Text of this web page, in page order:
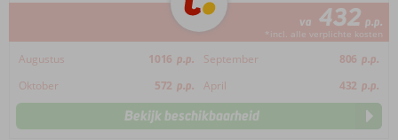
va 432 p.p.
*incl. alle verplichte kosten
Augustus 1016 p.p. September 806 p.p.
Oktober
572 p.p. April 432 p.p.
Bekijk beschikbaarheid